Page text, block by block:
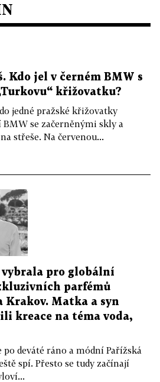
Kdo jel v černém BMW s
křižovatku?
jedné pražské křižovatky
se začerněnými skly a
střeše. Na červenou...
vybrala pro globální
parfémů
Krakov. Matka a syn
kreace na téma voda,
po deváté ráno a módní Pařížská
spí. Přesto se tudy začínají